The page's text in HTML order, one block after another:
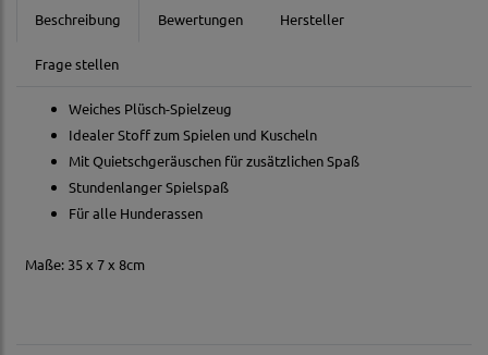
Beschreibung Bewertungen Hersteller
Frage stellen
Weiches Plüsch-Spielzeug
Idealer Stoff zum Spielen und Kuscheln
Mit Quietschgeräuschen für zusätzlichen Spaß
Stundenlanger Spielspaß
Für alle Hunderassen
Maße: 35 x 7 x 8cm